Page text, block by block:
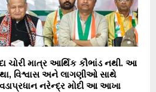
ચોરી માત્ર આર્થિક કૌભાંડ નથી. આ
વિશ્વાસ અને લાગણીઓ સાથે
નરેન્દ્ર મોદી આ આખા